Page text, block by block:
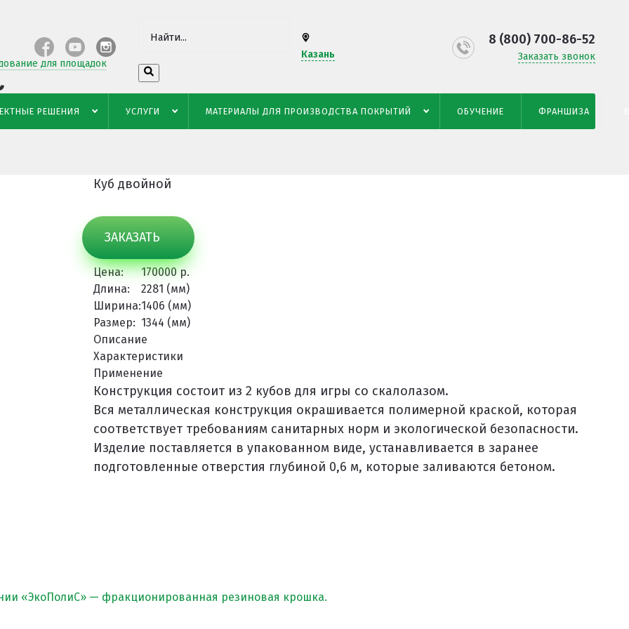
Казань
8 (800) 700-86-52
Заказать звонок
РЕШЕНИЯ УСЛУГИ МАТЕРИАЛЫ ДЛЯ ПРОИЗВОДСТВА ПОКРЫТИЙ ОБУЧЕНИЕ ФРАНШИЗА
для площадок
Куб двойной
ЗАКАЗАТЬ
Цена:
170000 р.
Длина:
2281 (мм)
Ширина:1406 (мм)
Размер: 1344 (мм)
Описание
Характеристики
Применение
Конструкция состоит из 2 кубов для игры со скалолазом.
Вся металлическая конструкция окрашивается полимерной краской, которая
соответствует требованиям санитарных норм и экологической безопасности.
Изделие поставляется в упакованном виде, устанавливается в заранее
подготовленные отверстия глубиной 0,6 м, которые заливаются бетоном.
«ЭкоПолиС» — фракционированная резиновая крошка.